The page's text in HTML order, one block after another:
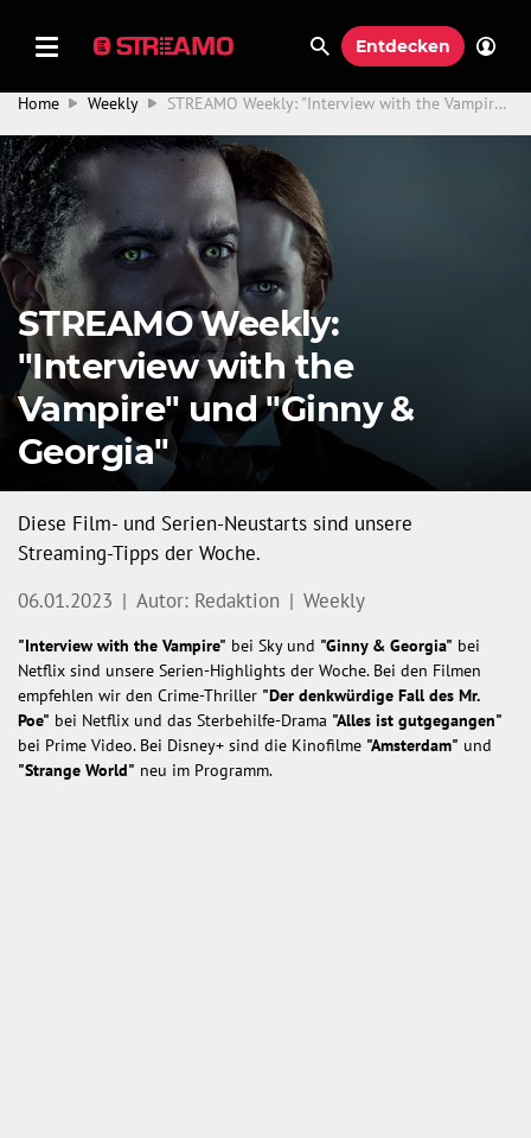
Entdecken
Home Weekly STREAMO Weekly: "Interview with the Vampire" und "Ginny & Georgia"
STREAMO Weekly:
"Interview with the
Vampire" und "Ginny &
Georgia"
Diese Film- und Serien-Neustarts sind unsere
Streaming-Tipps der Woche.
06.01.2023 | Autor: Redaktion | Weekly
"Interview with the Vampire" bei Sky und "Ginny & Georgia" bei
Netflix sind unsere Serien-Highlights der Woche. Bei den Filmen
empfehlen wir den Crime-Thriller "Der denkwürdige Fall des Mr.
Poe" bei Netflix und das Sterbehilfe-Drama "Alles ist gutgegangen"
bei Prime Video. Bei Disney+ sind die Kinofilme "Amsterdam" und
"Strange World" neu im Programm.